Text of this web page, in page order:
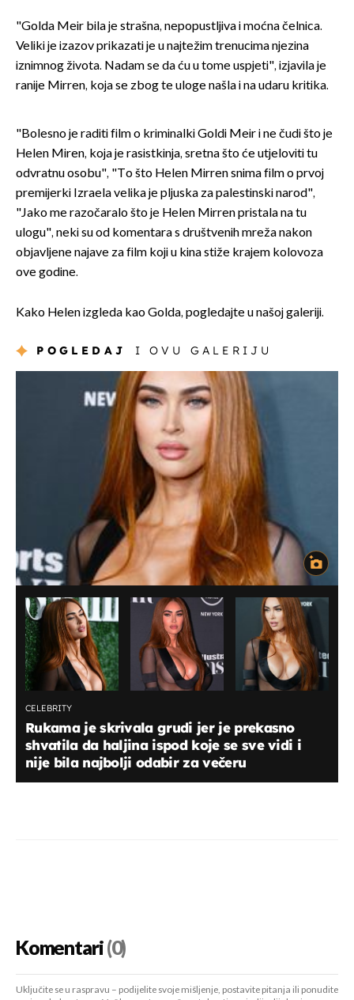
"Golda Meir bila je strašna, nepopustljiva i moćna čelnica.
Veliki je izazov prikazati je u najtežim trenucima njezina
iznimnog života. Nadam se da ću u tome uspjeti", izjavila je
ranije Mirren, koja se zbog te uloge našla i na udaru kritika.
"Bolesno je raditi film o kriminalki Goldi Meir i ne čudi što je
Helen Miren, koja je rasistkinja, sretna što će utjeloviti tu
odvratnu osobu", "To što Helen Mirren snima film o prvoj
premijerki Izraela velika je pljuska za palestinski narod",
"Jako me razočaralo što je Helen Mirren pristala na tu
ulogu", neki su od komentara s društvenih mreža nakon
objavljene najave za film koji u kina stiže krajem kolovoza
ove godine.
Kako Helen izgleda kao Golda, pogledajte u našoj galeriji.
POGLEDAJ I OVU GALERIJU
CELEBRITY
Rukama je skrivala grudi jer je prekasno
shvatila da haljina ispod koje se sve vidi i
nije bila najbolji odabir za večeru
Komentari(0)
Uključite se u raspravu – podijelite svoje mišljenje, postavite pitanja ili ponudite